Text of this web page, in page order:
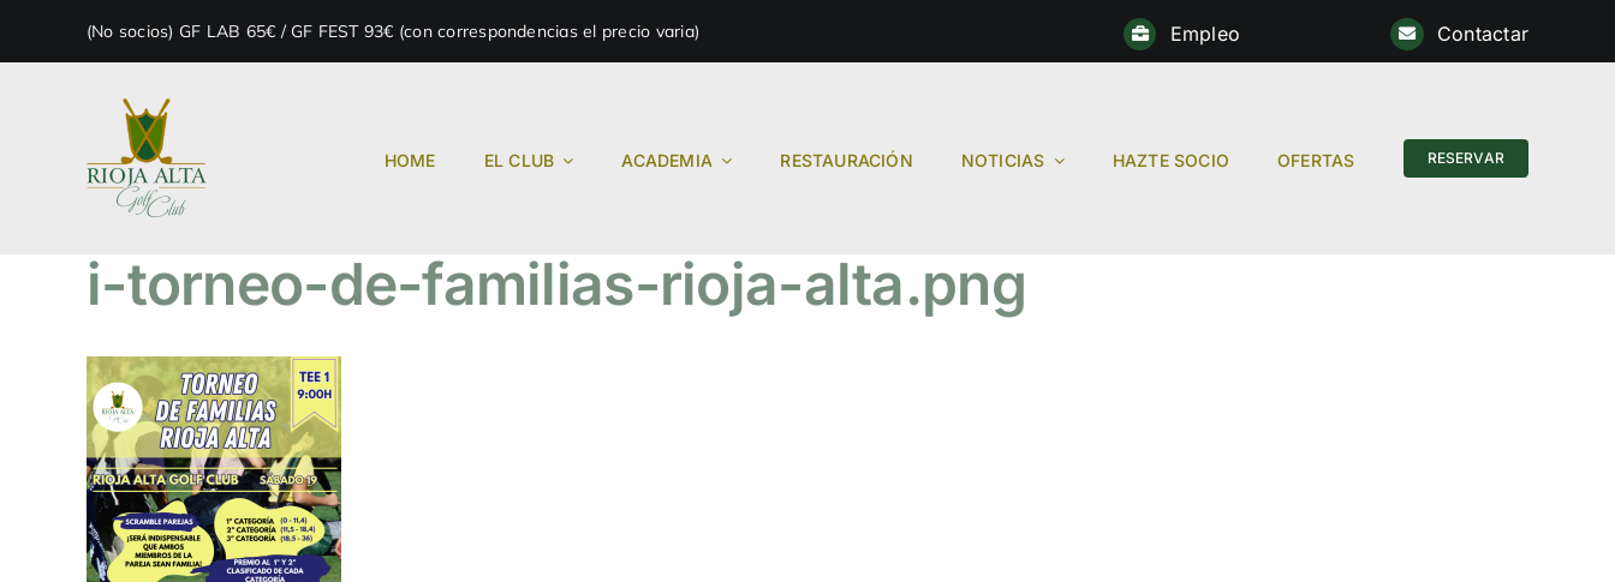
(No socios) GF LAB 65€ / GF FEST 93€ (con correspondencias el precio varia) Empleo Contactar
HOME EL CLUB ACADEMIA RESTAURACIÓN NOTICIAS HAZTE SOCIO OFERTAS RESERVAR
Anterior
i-torneo-de-familias-rioja-alta.png